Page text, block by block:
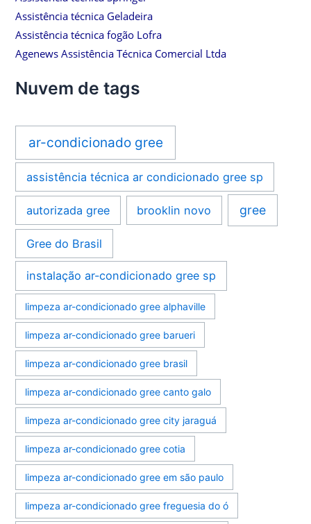
Assistência técnica Geladeira
Assistência técnica fogão Lofra
Agenews Assistência Técnica Comercial Ltda
Nuvem de tags
ar-condicionado gree
assistência técnica ar condicionado gree sp
autorizada gree brooklin novo gree
Gree do Brasil
instalação ar-condicionado gree sp
limpeza ar-condicionado gree alphaville
limpeza ar-condicionado gree barueri
limpeza ar-condicionado gree brasil
limpeza ar-condicionado gree canto galo
limpeza ar-condicionado gree city jaraguá
limpeza ar-condicionado gree cotia
limpeza ar-condicionado gree em são paulo
limpeza ar-condicionado gree freguesia do ó